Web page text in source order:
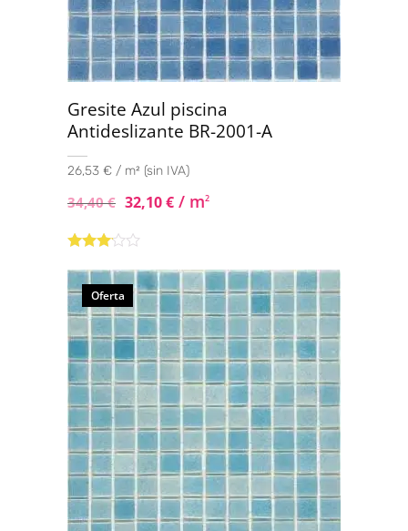
Gresite Azul piscina
Antideslizante BR-2001-A
26,53 € / m² (sin IVA)
34,40€ 32,10€ / m2
con
3.00de
Oferta